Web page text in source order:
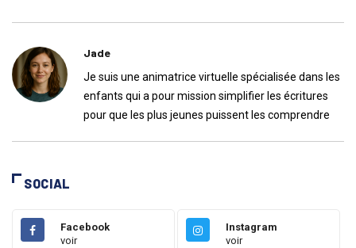
Jade
Je suis une animatrice virtuelle spécialisée dans les
enfants qui a pour mission simplifier les écritures
pour que les plus jeunes puissent les comprendre
SOCIAL
Facebook
voir
Instagram
voir